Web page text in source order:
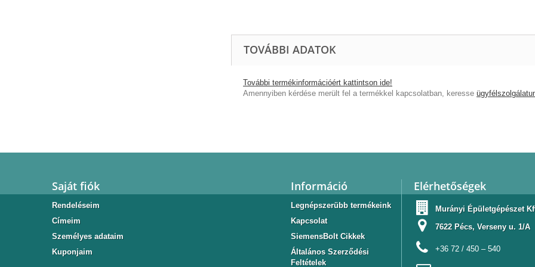
TOVÁBBI ADATOK
További termékinformációért kattintson ide!
Amennyiben kérdése merült fel a termékkel kapcsolatban, keresse
Saját fiók
Rendeléseim
Címeim
Személyes adataim
Kuponjaim
Információ
Legnépszerübb termékeink
Kapcsolat
SiemensBolt Cikkek
Általános Szerződési
Feltételek
Elérhetőségek
Murányi Épületgépészet
7622 Pécs, Verseny u. 1/A
+36 72 / 450 – 540